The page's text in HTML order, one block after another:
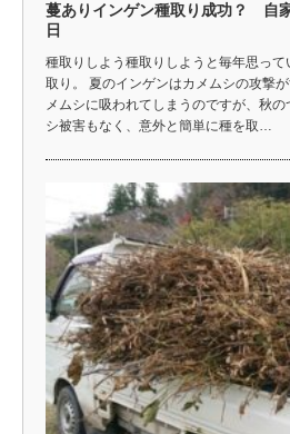
蔓ありインゲン種取り成功？ 自
日
種取りしよう種取りしようと毎年思っ
取り。 夏のインゲンはカメムシの攻撃
メムシに吸われてしまうのですが、秋
シ被害もなく、意外と簡単に種を取…